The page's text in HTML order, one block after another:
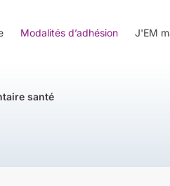
Modalités d’adhésion J'EM
santé